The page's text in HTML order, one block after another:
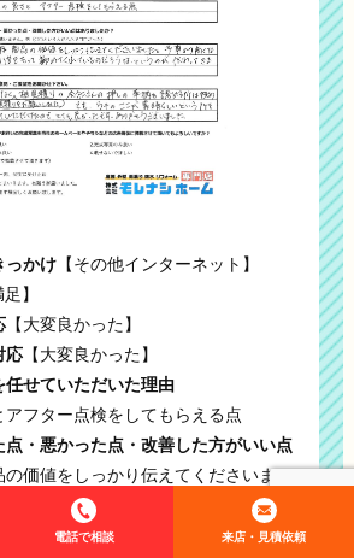
かけ【その他インターネット】
】
【大変良かった】
応【大変良かった】
せていただいた理由
フター点検をしてもらえる点
・悪かった点・改善した方がいい点
価値をしっかり伝えてくださいまし
ましたが自信をもって勧めてくれてい
電話で相談 来店・見積依頼